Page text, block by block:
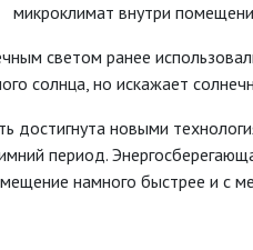
микроклимат внутри
светом ранее
солнца, но искажает
достигнута новыми
период.
намного быстрее и с